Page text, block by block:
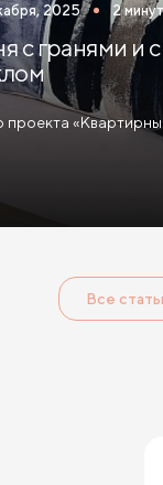
2025 2
и спальня за
проекта
Все